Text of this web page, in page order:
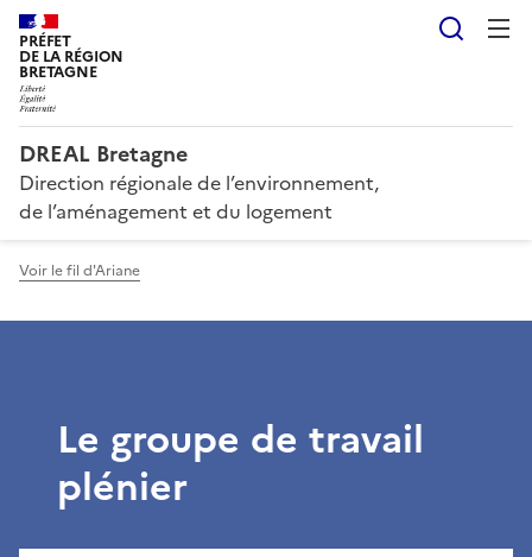
PRÉFET
DE LA RÉGION
BRETAGNE
DREAL Bretagne
Direction régionale de l’environnement,
de l’aménagement et du logement
Voir le fil d'Ariane
Le groupe de travail
plénier